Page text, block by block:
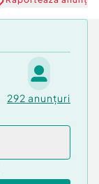
292 anunțuri